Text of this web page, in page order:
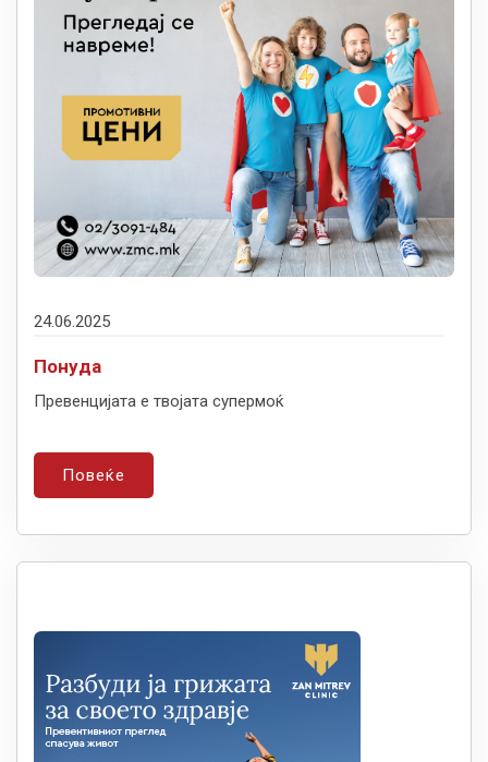
24.06.2025
Понуда
Превенцијата е твојата супермоќ
Повеќе